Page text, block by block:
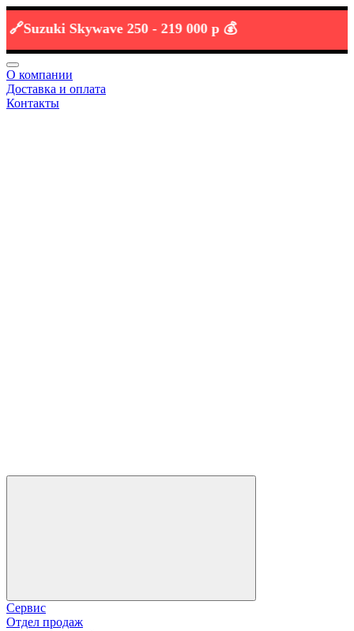
Skywave 250 - 219 000 р 💰
О компании
Доставка и оплата
Контакты
Сервис
Отдел продаж